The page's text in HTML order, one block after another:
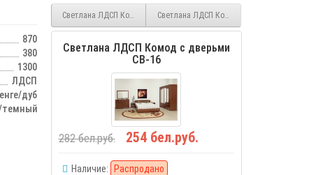
870
380
1300
ЛДСП
дуб
темный
Светлана ЛДСП Комод СВ-15Светлана ЛДСП Комод макияжный СВ-17
Светлана ЛДСП Комод с дверьми
СВ-16
282 бел.руб. 254 бел.руб.
Наличие: Распродано